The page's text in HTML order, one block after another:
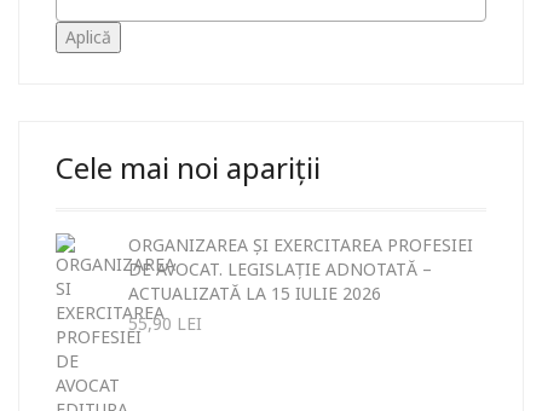
Aplică
Cele mai noi apariții
ORGANIZAREA ȘI EXERCITAREA PROFESIEI
DE AVOCAT. LEGISLAȚIE ADNOTATĂ –
ACTUALIZATĂ LA 15 IULIE 2026
55,90 LEI